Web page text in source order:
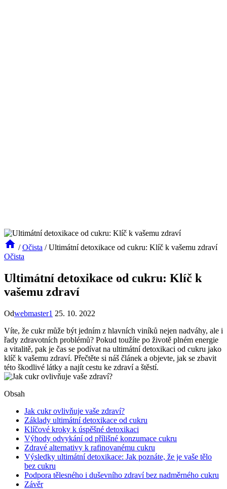
/ Očista / Ultimátní detoxikace od cukru: Klíč k vašemu zdraví
Očista
Ultimátní detoxikace od cukru: Klíč k
vašemu zdraví
Odwebmaster1 25. 10. 2022
Víte, že cukr může být jedním z hlavních viníků nejen nadváhy, ale i
řady zdravotních problémů? Pokud toužíte po životě plném energie
a vitalitě, pak je čas se podívat na ultimátní detoxikaci od cukru jako
klíč k vašemu zdraví. Přečtěte si náš článek a objevte, jak se zbavit
této škodlivé látky a najít cestu ke zdraví a štěstí.
Obsah
Jak cukr ovlivňuje vaše zdraví?
Základy ultimátní detoxikace od cukru
Klíčové kroky k úspěšné detoxikaci
Výhody odvykání od přílišné konzumace cukru
Zdravé alternativy k rafinovanému cukru
Výsledky ultimátní detoxikace: Jak poznáte, že je vaše tělo
bez cukru
Podpora tělesného i duševního zdraví bez nadměrného cukru
Závěr